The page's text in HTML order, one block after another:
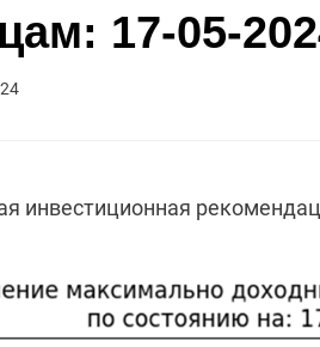
17-05-
инвестиционная